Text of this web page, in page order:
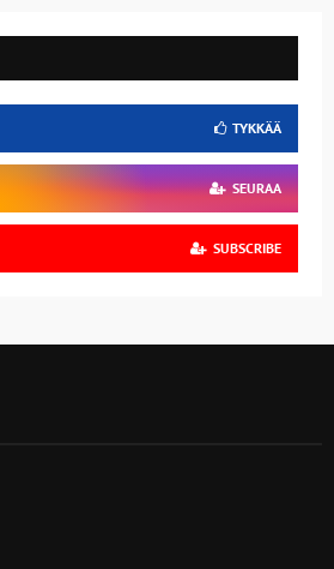
TYKKÄÄ
SEURAA
SUBSCRIBE